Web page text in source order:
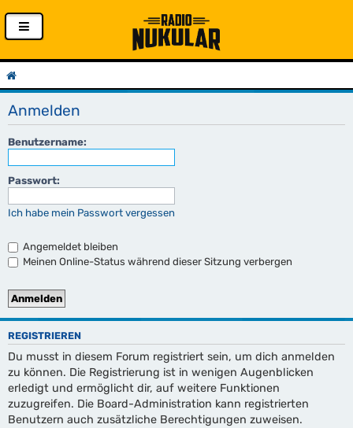
Anmelden
Benutzername:
Passwort:
Ich habe mein Passwort vergessen
Angemeldet bleiben
Meinen Online-Status während dieser Sitzung verbergen
REGISTRIEREN
Du musst in diesem Forum registriert sein, um dich anmelden
zu können. Die Registrierung ist in wenigen Augenblicken
erledigt und ermöglicht dir, auf weitere Funktionen
zuzugreifen. Die Board-Administration kann registrierten
Benutzern auch zusätzliche Berechtigungen zuweisen.